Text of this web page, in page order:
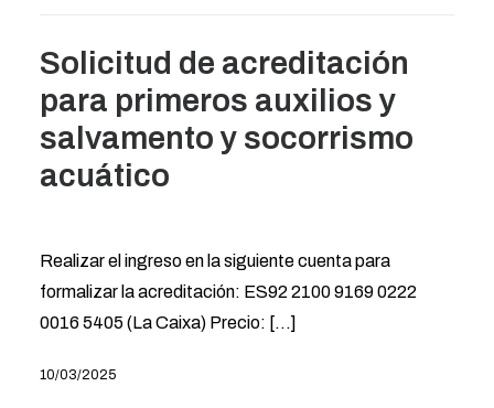
Solicitud de acreditación
para primeros auxilios y
salvamento y socorrismo
acuático
Realizar el ingreso en la siguiente cuenta para
formalizar la acreditación: ES92 2100 9169 0222
0016 5405 (La Caixa) Precio: [...]
10/03/2025